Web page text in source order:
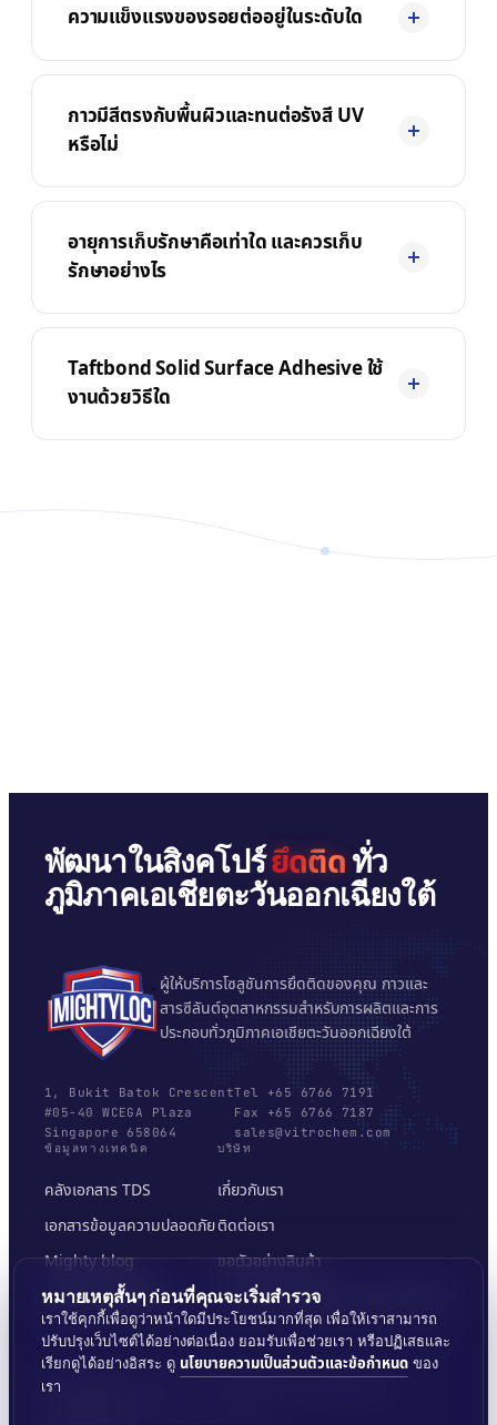
ความแข็งแรงของรอยต่ออยู่ในระดับใด
กาวมีสีตรงกับพื้นผิวและทนต่อรังสี UV
หรือไม่
อายุการเก็บรักษาคือเท่าใด และควรเก็บ
รักษาอย่างไร
Taftbond Solid Surface Adhesive ใช้
งานด้วยวิธีใด
พัฒนาในสิงคโปร์ยึดติด ทั่ว
ภูมิภาคเอเชียตะวันออกเฉียงใต้
ผู้ให้บริการโซลูชันการยึดติดของคุณ กาวและ
สารซีลันต์อุตสาหกรรมสำหรับการผลิตและการ
ประกอบทั่วภูมิภาคเอเชียตะวันออกเฉียงใต้
1, Bukit Batok Crescent
#05-40 WCEGA Plaza
Singapore 658064
Tel +65 6766 7191
Fax +65 6766 7187
sales@vitrochem.com
ข้อมูลทางเทคนิค
คลังเอกสาร TDS
เอกสารข้อมูลความปลอดภัย
Mighty blog
เครื่องมือเลือกพื้นผิว
บริษัท
เกี่ยวกับเรา
ติดต่อเรา
ขอตัวอย่างสินค้า
นโยบายความเป็นส่วนตัวและข้อกำหนด
© 2026 MIGHTYLOC™ · VITROCHEM TECHNOLOGY ·
หมายเหตุสั้นๆ ก่อนที่คุณจะเริ่มสำรวจ
เราใช้คุกกี้เพื่อดูว่าหน้าใดมีประโยชน์มากที่สุด เพื่อให้เราสามารถ
ปรับปรุงเว็บไซต์ได้อย่างต่อเนื่อง ยอมรับเพื่อช่วยเรา หรือปฏิเสธและ
เรียกดูได้อย่างอิสระ ดู นโยบายความเป็นส่วนตัวและข้อกำหนด ของ
เรา